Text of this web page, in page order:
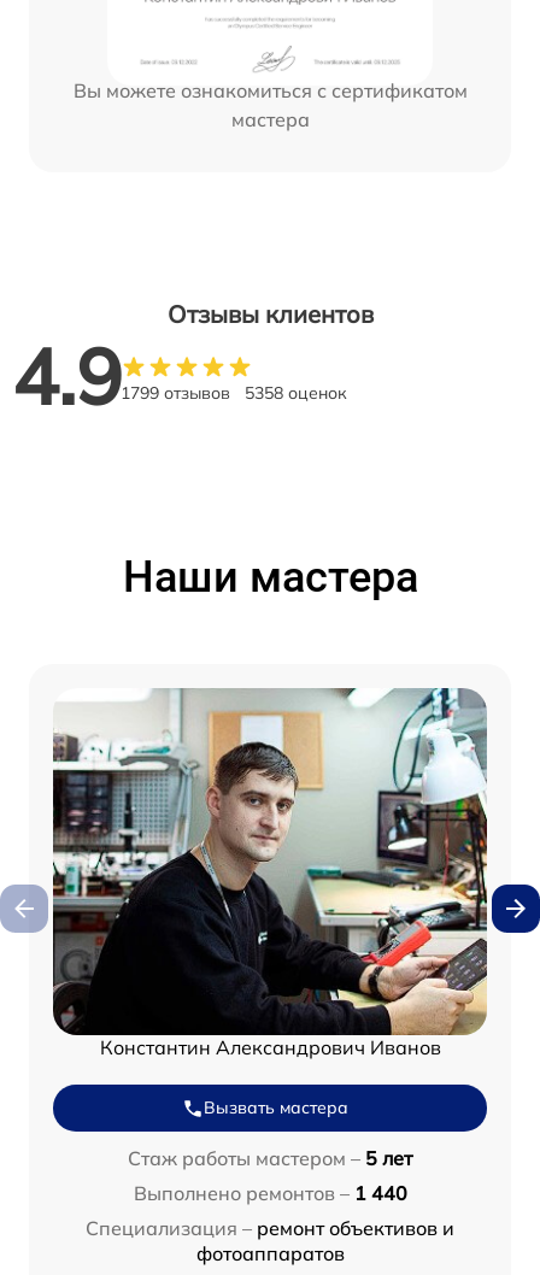
Вы можете ознакомиться с сертификатом
мастера
Отзывы клиентов
4.91799 отзывов 5358 оценок
Наши мастера
Константин Александрович Иванов
Вызвать мастера
Стаж работы мастером – 5 лет
Выполнено ремонтов – 1 440
Специализация – ремонт объективов и
фотоаппаратов